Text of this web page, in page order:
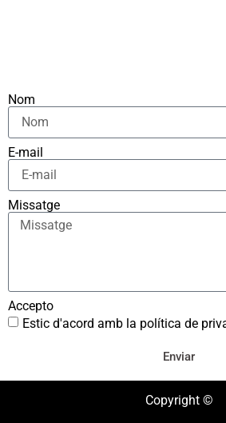
Nom
E-mail
Missatge
Accepto
Estic d'acord amb la política de
Enviar
Copyright ©